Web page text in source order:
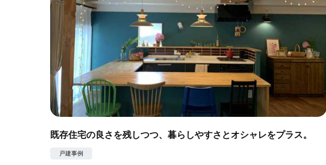
既存住宅の良さを残しつつ、暮らしやすさとオシャレをプラス。
戸建事例